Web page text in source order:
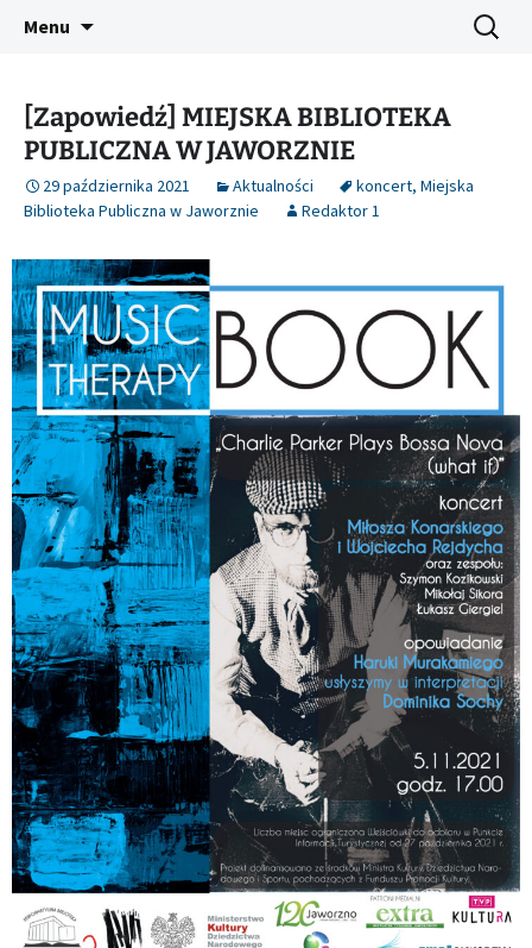
Śląski Pegaz
Platforma inicjatyw bibliotecznych
Menu Szukaj:
[Zapowiedź] MIEJSKA BIBLIOTEKA
PUBLICZNA W JAWORZNIE
29 października 2021 Aktualności koncert, Miejska
Biblioteka Publiczna w Jaworznie
Redaktor 1